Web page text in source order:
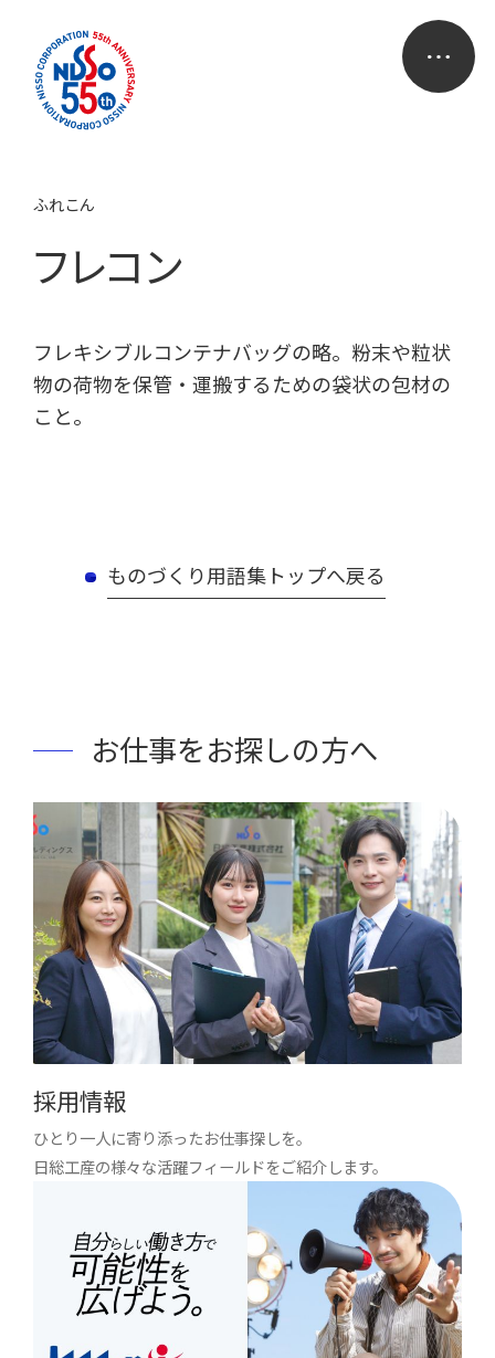
フレコン
ふれこん
フレキシブルコンテナバッグの略。粉末や粒状
物の荷物を保管・運搬するための袋状の包材の
こと。
ものづくり用語集トップへ戻る
お仕事をお探しの方へ
採用情報
ひとり一人に寄り添ったお仕事探しを。
日総工産の様々な活躍フィールドをご紹介します。